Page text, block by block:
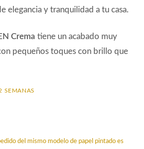
elegancia y tranquilidad a tu casa.
Crema tiene un acabado muy
pequeños toques con brillo que
SEMANAS
del mismo modelo de papel pintado es